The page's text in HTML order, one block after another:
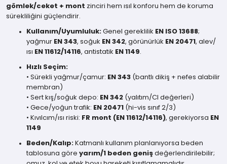
gömlek/ceket + mont zinciri hem ısıl konforu hem de koruma
sürekliliğini güçlendirir.
Kullanım/Uyumluluk: Genel gereklilik EN ISO 13688;
yağmur EN 343, soğuk EN 342, görünürlük EN 20471, alev/
ısı EN 11612/14116, antistatik EN 1149
Hızlı Seçim:
• Sürekli yağmur/çamur: EN 343 (bantlı dikiş + nefes alabilir
membran)
• Sert kış/soğuk depo: EN 342 (yalıtım/CI değerleri)
• Gece/yoğun trafik: EN 20471 (hi-vis sınıf 2/3)
• Kıvılcım/ısı riski: FR mont (EN 11612/14116), gerekiyorsa EN
1149
Beden/Kalıp: Katmanlı kullanım planlanıyorsa beden
tablosuna göre yarım/1 beden geniş değerlendirilebilir;